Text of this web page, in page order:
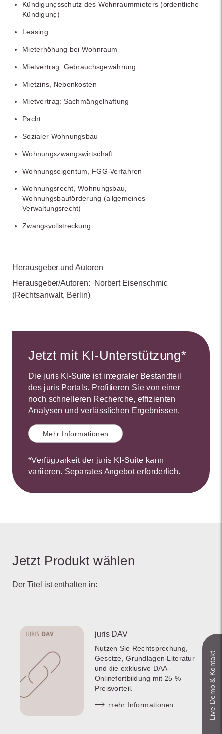
Kündigungsschutz des Wohnraummieters (ordentliche
Kündigung)
Leasing
Mieterhöhung bei Wohnraum
Mietvertrag: Gebrauchsgewährung
Mietzins, Nebenkosten
Mietvertrag: Sachmängelhaftung
Pacht
Sozialer Wohnungsbau
Wohnungszwangswirtschaft
Wohnungseigentum, FGG-Verfahren
Wohnungsrecht, Wohnungsbau,
Wohnungsbauförderung (allgemeines
Verwaltungsrecht)
Zwangsvollstreckung
Herausgeber und Autoren
Herausgeber/Autoren:
Norbert Eisenschmid
(Rechtsanwalt, Berlin)
Jetzt mit KI-Unterstützung*
Die juris KI-Suite ist integraler Bestandteil
des juris Portals. Profitieren Sie von einer
noch schnelleren Recherche, effizienten
Analysen und verlässlichen Ergebnissen.
Mehr Informationen
*Verfügbarkeit der juris KI-Suite kann
variieren. Separates Angebot erforderlich.
Jetzt Produkt wählen
Der Titel ist enthalten in:
juris DAV
Nutzen Sie Rechtsprechung,
Gesetze, Grundlagen-Literatur
und die exklusive DAA-
Onlinefortbildung mit 25 %
Preisvorteil.
mehr Informationen Live‑Demo & Kontakt